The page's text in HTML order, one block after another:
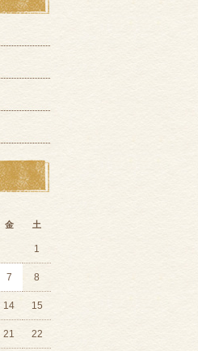
金 土
1
7 8
14 15
21 22